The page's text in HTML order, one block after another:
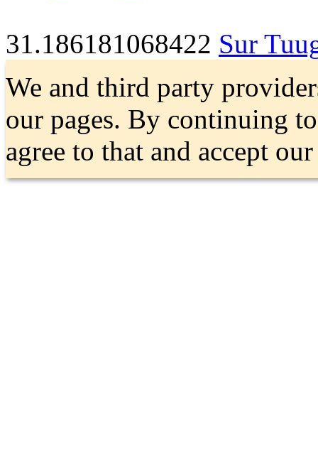
31.186181068422 Sur
We and third party
our pages. By continuing
agree to that and accept